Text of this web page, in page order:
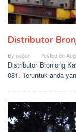
Distributor
By pagar Posted on
Distributor Bronjong
081. Teruntuk anda